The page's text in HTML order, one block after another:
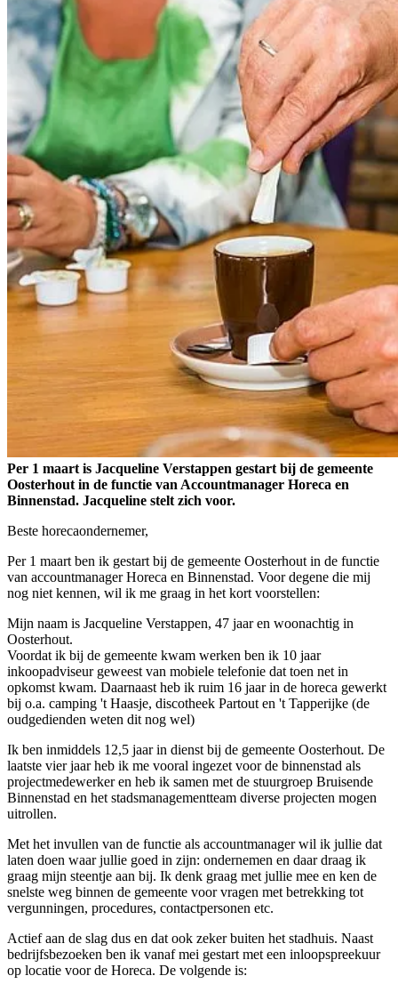
Per 1 maart is Jacqueline Verstappen gestart bij de gemeente
Oosterhout in de functie van Accountmanager Horeca en
Binnenstad. Jacqueline stelt zich voor.
Beste horecaondernemer,
Per 1 maart ben ik gestart bij de gemeente Oosterhout in de functie
van accountmanager Horeca en Binnenstad. Voor degene die mij
nog niet kennen, wil ik me graag in het kort voorstellen:
Mijn naam is Jacqueline Verstappen, 47 jaar en woonachtig in
Oosterhout.
Voordat ik bij de gemeente kwam werken ben ik 10 jaar
inkoopadviseur geweest van mobiele telefonie dat toen net in
opkomst kwam. Daarnaast heb ik ruim 16 jaar in de horeca gewerkt
bij o.a. camping 't Haasje, discotheek Partout en 't Tapperijke (de
oudgedienden weten dit nog wel)
Ik ben inmiddels 12,5 jaar in dienst bij de gemeente Oosterhout. De
laatste vier jaar heb ik me vooral ingezet voor de binnenstad als
projectmedewerker en heb ik samen met de stuurgroep Bruisende
Binnenstad en het stadsmanagementteam diverse projecten mogen
uitrollen.
Met het invullen van de functie als accountmanager wil ik jullie dat
laten doen waar jullie goed in zijn: ondernemen en daar draag ik
graag mijn steentje aan bij. Ik denk graag met jullie mee en ken de
snelste weg binnen de gemeente voor vragen met betrekking tot
vergunningen, procedures, contactpersonen etc.
Actief aan de slag dus en dat ook zeker buiten het stadhuis. Naast
bedrijfsbezoeken ben ik vanaf mei gestart met een inloopspreekuur
op locatie voor de Horeca. De volgende is: